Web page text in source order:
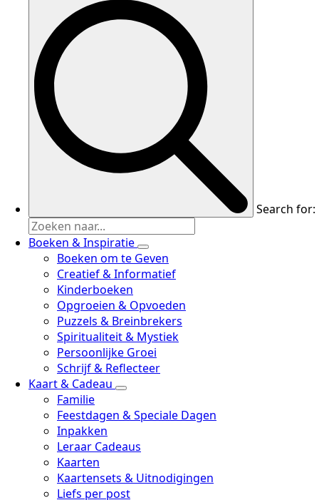
Search for:
Boeken & Inspiratie
Boeken om te Geven
Creatief & Informatief
Kinderboeken
Opgroeien & Opvoeden
Puzzels & Breinbrekers
Spiritualiteit & Mystiek
Persoonlijke Groei
Schrijf & Reflecteer
Kaart & Cadeau
Familie
Feestdagen & Speciale Dagen
Inpakken
Leraar Cadeaus
Kaarten
Kaartensets & Uitnodigingen
Liefs per post